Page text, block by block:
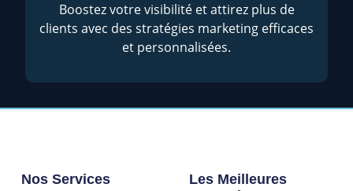
Boostez votre visibilité et attirez plus de
clients avec des stratégies marketing efficaces
et personnalisées.
Nos Services
Les Meilleures